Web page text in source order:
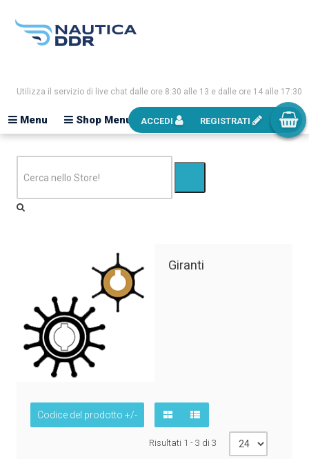
Utilizza il servizio di live chat dalle ore 8:30 alle 13 e dalle ore 14 alle 17:30
Shop Menu
Menu ACCEDI REGISTRATI
Giranti
Codice del prodotto +/-
Risultati 1 - 3 di 3